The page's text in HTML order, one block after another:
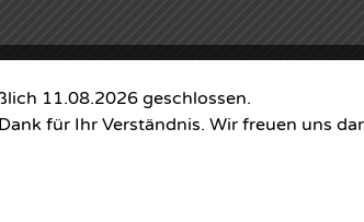
Lieferzeiten
Di. - Sa.: 17.00 - 21.00 Uhr
So.: 12.00 - 21.00 Uhr
11.08.2026 geschlossen.
für Ihr Verständnis. Wir freuen uns